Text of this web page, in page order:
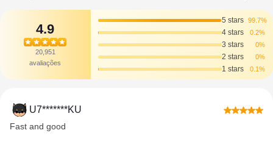
4.9
20,951
avaliações
5 stars 99.7%
4 stars 0.2%
3 stars 0%
2 stars 0%
1 stars 0.1%
U7*******KU
Fast and good